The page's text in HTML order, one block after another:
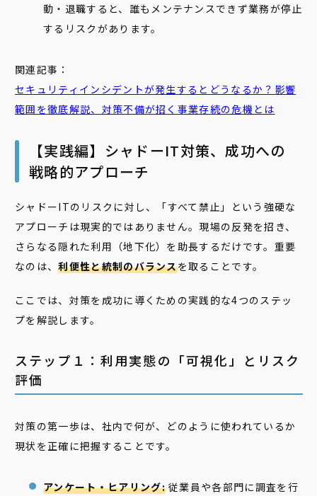
動・退職すると、誰もメンテナンスできず業務が停止
するリスクがあります。
関連記事：
セキュリティインシデントが発生するとどうなるか？影響
範囲を徹底解説、対策不備が招く事業存続の危機とは
【実践編】シャドーIT対策、成功への
戦略的アプローチ
シャドーITのリスクに対し、「すべて禁止」という強硬な
アプローチは現実的ではありません。現場の反発を招き、
さらなる隠れた利用（地下化）を助長するだけです。重要
なのは、利便性と統制のバランスを取ることです。
ここでは、対策を成功に導くための実践的な4つのステッ
プを解説します。
ステップ１：利用実態の「可視化」とリスク
評価
対策の第一歩は、社内で何が、どのように使われているか
現状を正確に把握することです。
アンケート・ヒアリング:従業員や各部門に調査を行